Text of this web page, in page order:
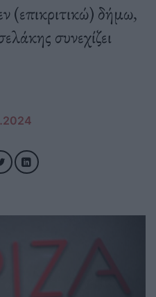
(επικριτικώ) δήμω,
συνεχίζει